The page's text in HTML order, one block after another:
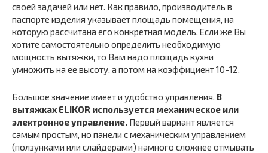
своей задачей или нет. Как правило, производитель в
паспорте изделия указывает площадь помещения, на
которую рассчитана его конкретная модель. Если же Вы
хотите самостоятельно определить необходимую
мощность вытяжки, то Вам надо площадь кухни
умножить на ее высоту, а потом на коэффициент 10-12.
Большое значение имеет и удобство управления. В
вытяжках ELIKOR используется механическое или
электронное управление. Первый вариант является
самым простым, но панели с механическим управлением
(ползунками или слайдерами) намного сложнее отмывать